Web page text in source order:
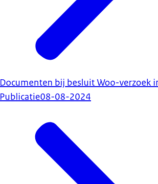
Documenten bij besluit Woo-verzoek
Publicatie08-08-2024